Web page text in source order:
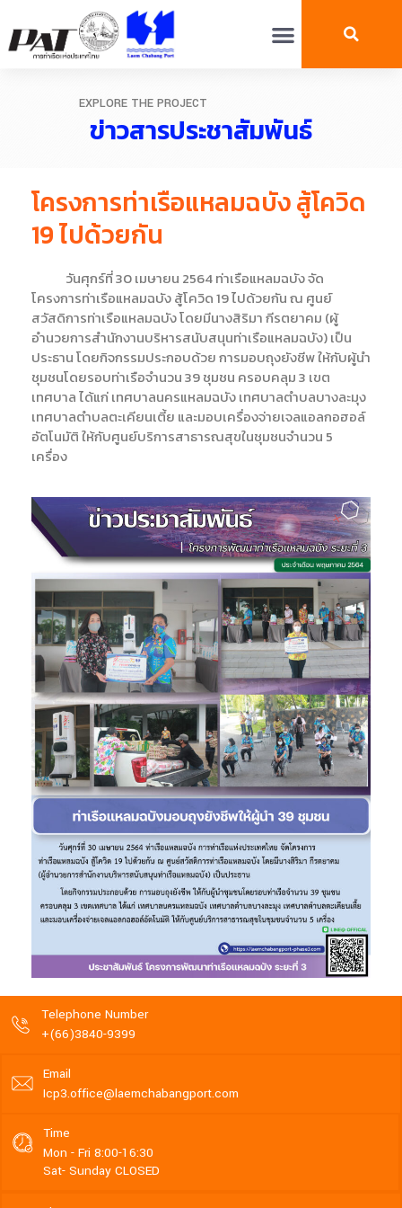
EXPLORE THE PROJECT
ข่าวสารประชาสัมพันธ์
โครงการท่าเรือแหลมฉบัง สู้โควิด
19 ไปด้วยกัน
วันศุกร์ที่ 30 เมษายน 2564 ท่าเรือแหลมฉบัง จัด
โครงการท่าเรือแหลมฉบัง สู้โควิด 19 ไปด้วยกัน ณ ศูนย์
สวัสดิการท่าเรือแหลมฉบัง โดยมีนางสิริมา กีรตยาคม (ผู้
อำนวยการสำนักงานบริหารสนับสนุนท่าเรือแหลมฉบัง) เป็น
ประธาน โดยกิจกรรมประกอบด้วย การมอบถุงยังชีพ ให้กับผู้นำ
ชุมชนโดยรอบท่าเรือจำนวน 39 ชุมชน ครอบคลุม 3 เขต
เทศบาล ได้แก่ เทศบาลนครแหลมฉบัง เทศบาลตำบลบางละมุง
เทศบาลตำบลตะเคียนเตี้ย และมอบเครื่องจ่ายเจลแอลกอฮอล์
อัตโนมัติ ให้กับศูนย์บริการสาธารณสุขในชุมชนจำนวน 5
เครื่อง
Telephone Number
+(66)3840-9399
Email
Icp3.office@laemchabangport.com
Time
Mon - Fri 8:00-16:30
Sat- Sunday CLOSED